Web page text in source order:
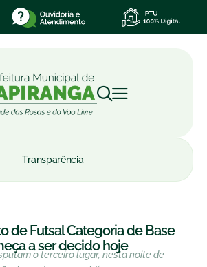
Transparência
de Futsal Categoria de Base
a ser decido hoje
o terceiro lugar, nesta noite de